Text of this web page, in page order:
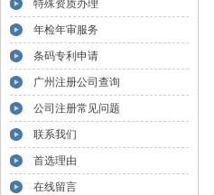
特殊资质办理
年检年审服务
条码专利申请
广州注册公司查询
公司注册常见问题
联系我们
首选理由
在线留言